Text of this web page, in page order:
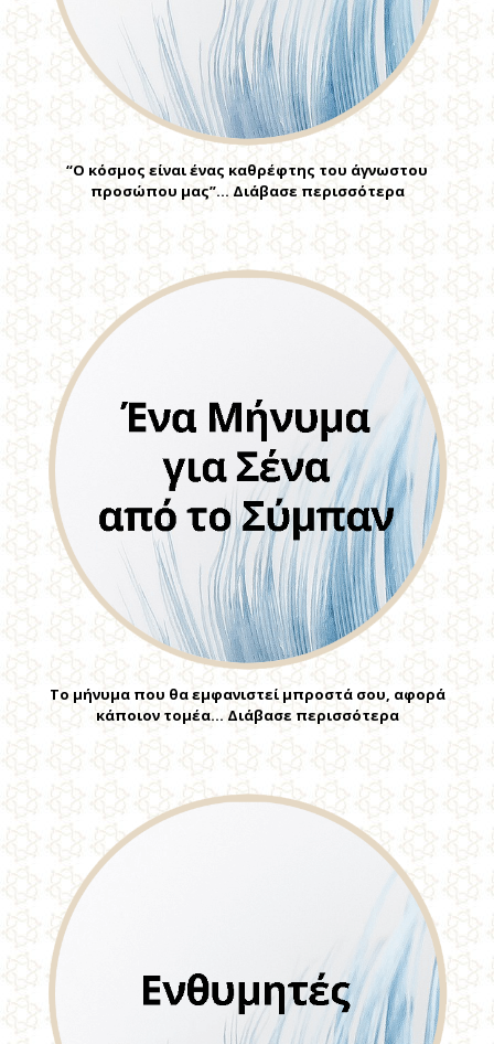
“Ο κόσμος είναι ένας καθρέφτης του άγνωστου
προσώπου μας”… Διάβασε περισσότερα
Το μήνυμα που θα εμφανιστεί μπροστά σου, αφορά
κάποιον τομέα… Διάβασε περισσότερα